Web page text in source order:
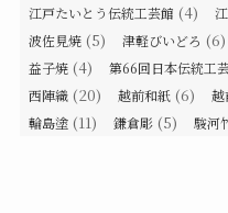
江戸たいとう伝統工芸館 (4)
波佐見焼 (5) 津軽びいどろ (6)
益子焼 (4) 第66回日本伝統工
西陣織 (20) 越前和紙 (6) 越
輪島塗 (11) 鎌倉彫 (5) 駿河